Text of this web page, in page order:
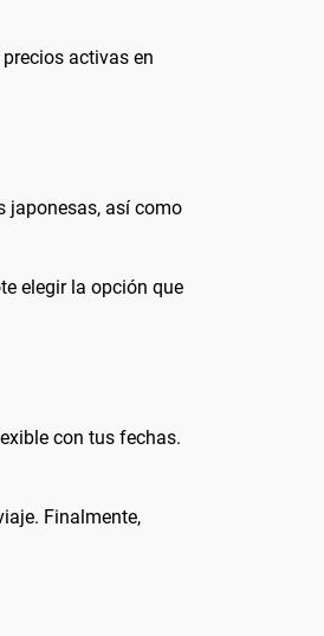
activas en
japonesas, así como
elegir la opción que
con tus fechas.
Finalmente,